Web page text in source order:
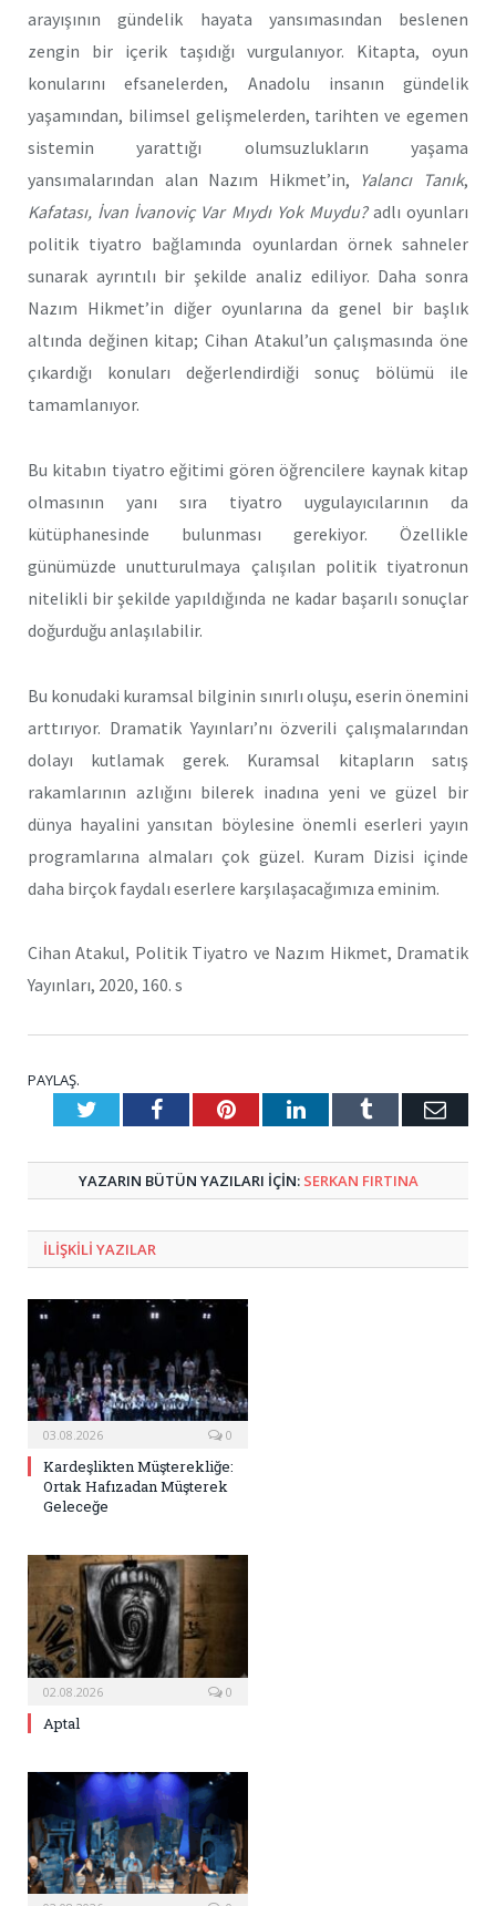
arayışının gündelik hayata yansımasından beslenen
zengin bir içerik taşıdığı vurgulanıyor. Kitapta, oyun
konularını efsanelerden, Anadolu insanın gündelik
yaşamından, bilimsel gelişmelerden, tarihten ve egemen
sistemin yarattığı olumsuzlukların yaşama
yansımalarından alan Nazım Hikmet’in, Yalancı Tanık,
Kafatası, İvan İvanoviç Var Mıydı Yok Muydu?adlı oyunları
politik tiyatro bağlamında oyunlardan örnek sahneler
sunarak ayrıntılı bir şekilde analiz ediliyor. Daha sonra
Nazım Hikmet’in diğer oyunlarına da genel bir başlık
altında değinen kitap; Cihan Atakul’un çalışmasında öne
çıkardığı konuları değerlendirdiği sonuç bölümü ile
tamamlanıyor.
Bu kitabın tiyatro eğitimi gören öğrencilere kaynak kitap
olmasının yanı sıra tiyatro uygulayıcılarının da
kütüphanesinde bulunması gerekiyor. Özellikle
günümüzde unutturulmaya çalışılan politik tiyatronun
nitelikli bir şekilde yapıldığında ne kadar başarılı sonuçlar
doğurduğu anlaşılabilir.
Bu konudaki kuramsal bilginin sınırlı oluşu, eserin önemini
arttırıyor. Dramatik Yayınları’nı özverili çalışmalarından
dolayı kutlamak gerek. Kuramsal kitapların satış
rakamlarının azlığını bilerek inadına yeni ve güzel bir
dünya hayalini yansıtan böylesine önemli eserleri yayın
programlarına almaları çok güzel. Kuram Dizisi içinde
daha birçok faydalı eserlere karşılaşacağımıza eminim.
Cihan Atakul, Politik Tiyatro ve Nazım Hikmet, Dramatik
Yayınları, 2020, 160. s
PAYLAŞ.
TwitterFacebookPinterestLinkedInTumblr E-
YAZARIN BÜTÜN YAZILARI IÇIN: SERKAN FIRTINA
ILIŞKILI YAZILAR
03.08.2026 0
Kardeşlikten Müşterekliğe:
Ortak Hafızadan Müşterek
Geleceğe
02.08.2026 0
Aptal